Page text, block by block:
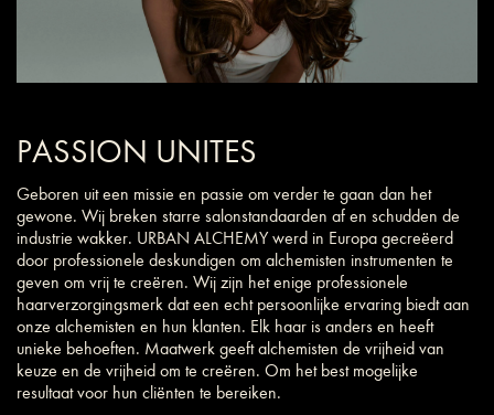
PASSION UNITES
Geboren uit een missie en passie om verder te gaan dan het
gewone. Wij breken starre salonstandaarden af en schudden de
industrie wakker. URBAN ALCHEMY werd in Europa gecreëerd
door professionele deskundigen om alchemisten instrumenten te
geven om vrij te creëren. Wij zijn het enige professionele
haarverzorgingsmerk dat een echt persoonlijke ervaring biedt aan
onze alchemisten en hun klanten. Elk haar is anders en heeft
unieke behoeften. Maatwerk geeft alchemisten de vrijheid van
keuze en de vrijheid om te creëren. Om het best mogelijke
resultaat voor hun cliënten te bereiken.